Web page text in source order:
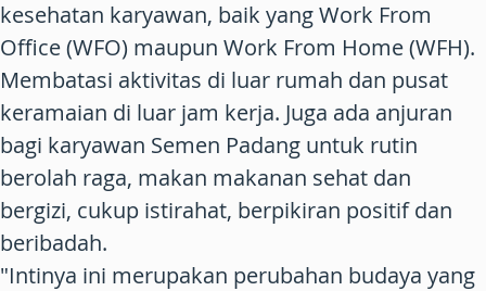
kesehatan karyawan, baik yang Work From
Office (WFO) maupun Work From Home (WFH).
Membatasi aktivitas di luar rumah dan pusat
keramaian di luar jam kerja. Juga ada anjuran
bagi karyawan Semen Padang untuk rutin
berolah raga, makan makanan sehat dan
bergizi, cukup istirahat, berpikiran positif dan
beribadah.
"Intinya ini merupakan perubahan budaya yang